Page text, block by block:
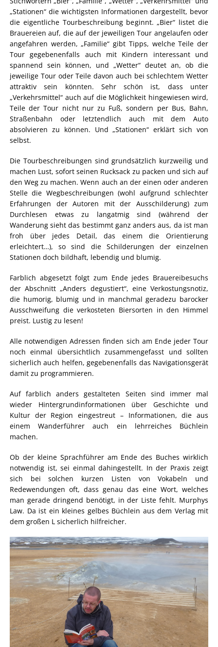
„Stationen“ die wichtigsten Informationen dargestellt, bevor
die eigentliche Tourbeschreibung beginnt. „Bier“ listet die
Brauereien auf, die auf der jeweiligen Tour angelaufen oder
angefahren werden, „Familie“ gibt Tipps, welche Teile der
Tour gegebenenfalls auch mit Kindern interessant und
spannend sein können, und „Wetter“ deutet an, ob die
jeweilige Tour oder Teile davon auch bei schlechtem Wetter
attraktiv sein könnten. Sehr schön ist, dass unter
„Verkehrsmittel“ auch auf die Möglichkeit hingewiesen wird,
Teile der Tour nicht nur zu Fuß, sondern per Bus, Bahn,
Straßenbahn oder letztendlich auch mit dem Auto
absolvieren zu können. Und „Stationen“ erklärt sich von
selbst.
Die Tourbeschreibungen sind grundsätzlich kurzweilig und
machen Lust, sofort seinen Rucksack zu packen und sich auf
den Weg zu machen. Wenn auch an der einen oder anderen
Stelle die Wegbeschreibungen (wohl aufgrund schlechter
Erfahrungen der Autoren mit der Ausschilderung) zum
Durchlesen etwas zu langatmig sind (während der
Wanderung sieht das bestimmt ganz anders aus, da ist man
froh über jedes Detail, das einem die Orientierung
erleichtert…), so sind die Schilderungen der einzelnen
Stationen doch bildhaft, lebendig und blumig.
Farblich abgesetzt folgt zum Ende jedes Brauereibesuchs
der Abschnitt „Anders degustiert“, eine Verkostungsnotiz,
die humorig, blumig und in manchmal geradezu barocker
Ausschweifung die verkosteten Biersorten in den Himmel
preist. Lustig zu lesen!
Alle notwendigen Adressen finden sich am Ende jeder Tour
noch einmal übersichtlich zusammengefasst und sollten
sicherlich auch helfen, gegebenenfalls das Navigationsgerät
damit zu programmieren.
Auf farblich anders gestalteten Seiten sind immer mal
wieder Hintergrundinformationen über Geschichte und
Kultur der Region eingestreut – Informationen, die aus
einem Wanderführer auch ein lehrreiches Büchlein
machen.
Ob der kleine Sprachführer am Ende des Buches wirklich
notwendig ist, sei einmal dahingestellt. In der Praxis zeigt
sich bei solchen kurzen Listen von Vokabeln und
Redewendungen oft, dass genau das eine Wort, welches
man gerade dringend benötigt, in der Liste fehlt. Murphys
Law. Da ist ein kleines gelbes Büchlein aus dem Verlag mit
dem großen L sicherlich hilfreicher.